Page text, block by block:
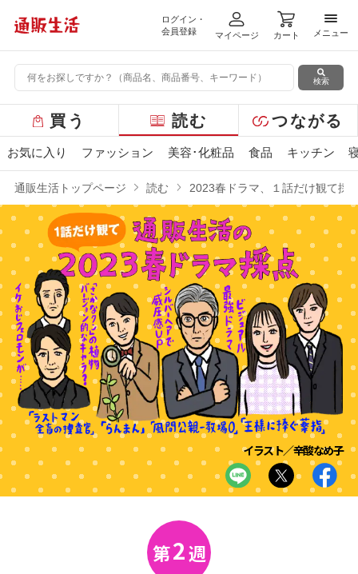
ログイン・
会員登録
マイページ カート
メニ
メニュー
検索
ー
バ
ニ
ュ
ー
買う 読む つながる
お気に入り ファッション 美容･化粧品 食品 キッチン
通販生活トップページ 読む 2023春ドラマ、１話だけ観て採
イラスト／辛酸なめ子
第2週